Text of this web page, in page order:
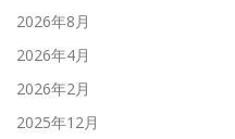
2026年8月
2026年4月
2026年2月
2025年12月